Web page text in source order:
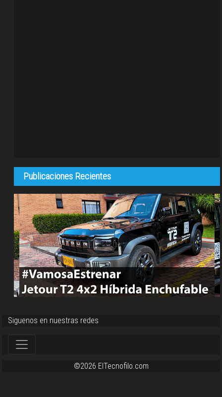
Publicaciones Recientes
Siguenos en nuestras redes
©2026 ElTecnofilo.com